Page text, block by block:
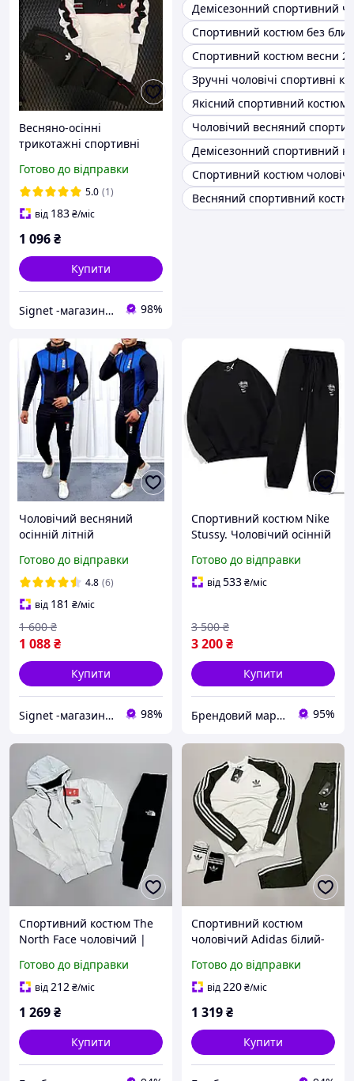
Весняно-осінні
трикотажні спортивні
Готово до відправки
5.0 (1)
від 183₴/міс
1 096₴
Купити
Signet -магазин для всієї родини 98%
Демісезонний спортивний
Спортивний костюм без
Спортивний костюм весни
Зручні чоловічі спортивні
Якісний спортивний костюм
Чоловічий весняний
Демісезонний спортивний
Спортивний костюм
Весняний спортивний
Чоловічий весняний
осінній літній
з капюшоном
Готово до відправки
4.8 (6)
від 181 ₴/міс
1 088₴
1 600 ₴
Купити
Signet -магазин для всієї родини 98%
Спортивний костюм Nike
Stussy. Чоловічий осінній
світшот стуссі
Готово до відправки
від533₴/міс
3 200₴
3 500 ₴
Купити
Брендовий маркет 95%
Спортивний костюм The
North Face чоловічий |
осінній Норс Фейс ТОП
якості | білий
Готово до відправки
від212₴/міс
1 269₴
Купити
Спортивний костюм
чоловічий Adidas білий-
Комплект повсякденний
світшот + штани
Готово до відправки
від220₴/міс
1 319₴
Купити